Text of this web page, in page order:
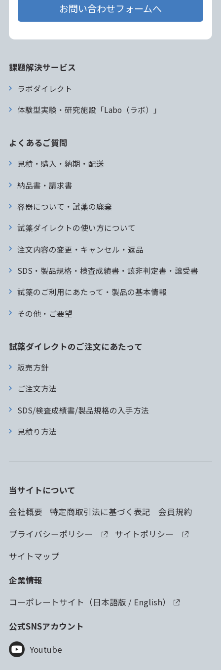
お問い合わせフォームへ
課題解決サービス
ラボダイレクト
体験型実験・研究施設「Labo（ラボ）」
よくあるご質問
見積・購入・納期・配送
納品書・請求書
容器について・試薬の廃棄
試薬ダイレクトの使い方について
注文内容の変更・キャンセル・返品
SDS・製品規格・検査成績書・該非判定書・譲受書
試薬のご利用にあたって・製品の基本情報
その他・ご要望
試薬ダイレクトのご注文にあたって
販売方針
ご注文方法
SDS/検査成績書/製品規格の入手方法
見積り方法
当サイトについて
会社概要
特定商取引法に基づく表記
会員規約
プライバシーポリシー
サイトポリシー
サイトマップ
企業情報
コーポレートサイト（日本語版 / English）
公式SNSアカウント
Youtube